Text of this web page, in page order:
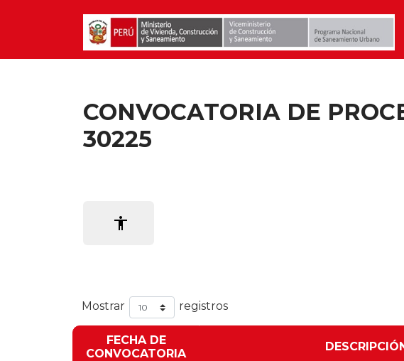
CONVOCATORIA DE
30225
accessibility
Mostrar registros
FECHA DE
CONVOCATORIA